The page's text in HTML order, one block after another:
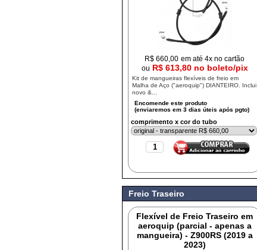
R$660,00 em até 4x no cartão
ou R$ 613,80 no boleto/pix
Kit de mangueiras flexíveis de freio em
Malha de Aço ("aeroquip") DIANTEIRO. Inclui
novo &...
comprimento x cor do tubo
Freio Traseiro
Flexível de Freio Traseiro em
aeroquip (parcial - apenas a
mangueira) - Z900RS (2019 a
2023)